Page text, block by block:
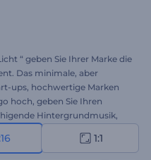
“ geben Sie Ihrer Marke die
Das minimale, aber
ups, hochwertige Marken
hoch, geben Sie Ihren
Hintergrundmusik,
Intro zu erstellen. Ob
oder Ihr Branding
1:1